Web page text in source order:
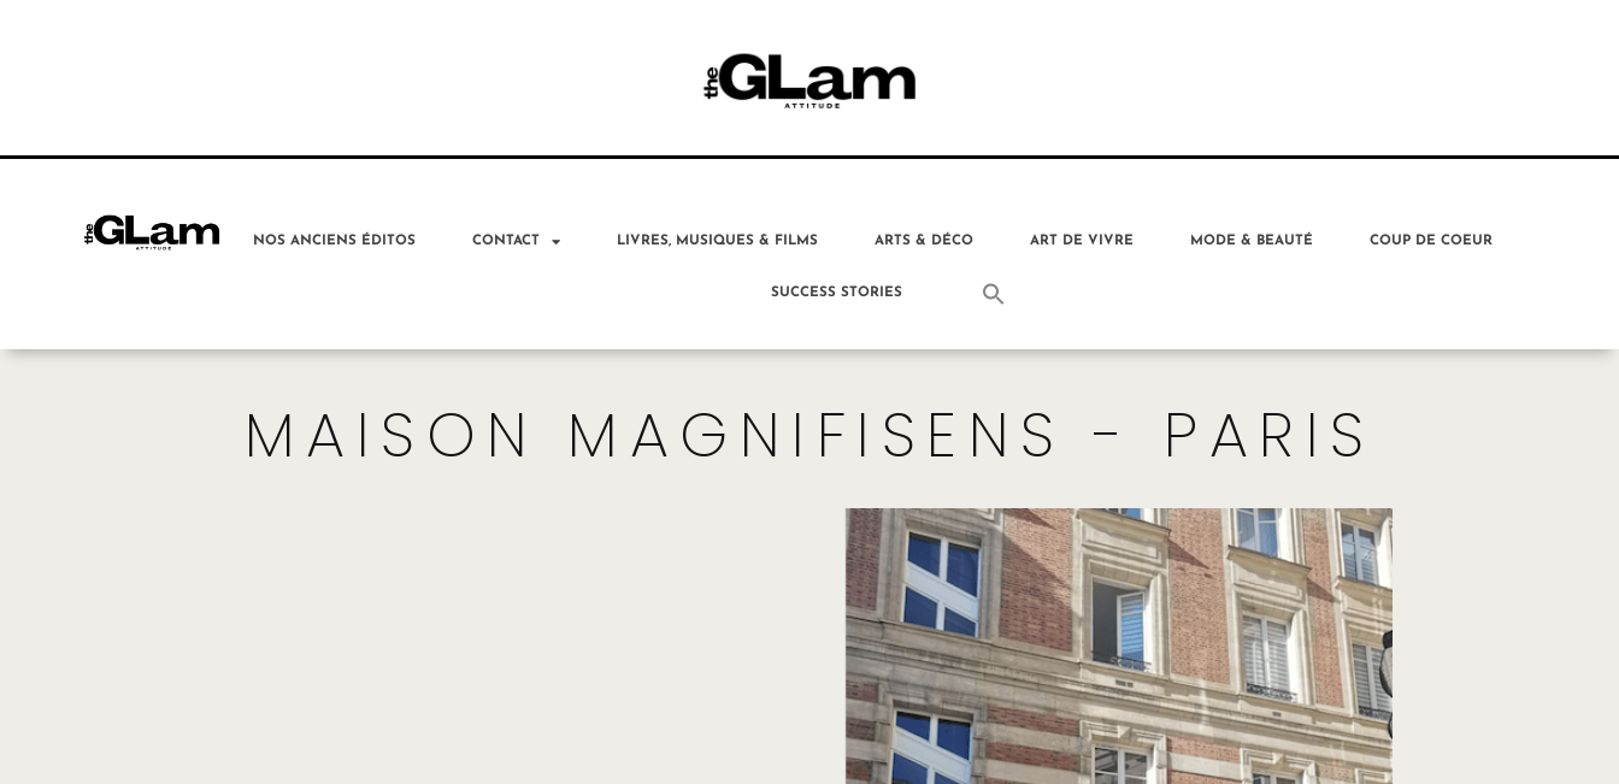
NOS ANCIENS ÉDITOS CONTACT LIVRES, MUSIQUES & FILMS ARTS & DÉCO ART DE VIVRE MODE & BEAUTÉ COUP DE COEUR
SUCCESS STORIES
MAISON MAGNIFISENS - PARIS